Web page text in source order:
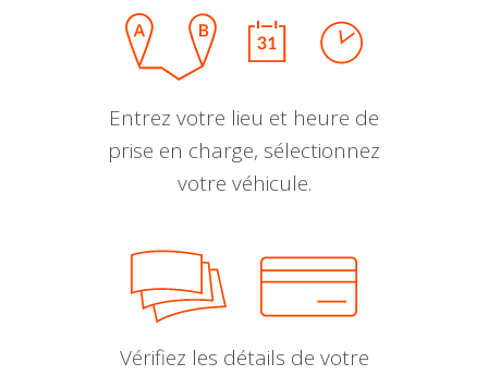
Entrez votre lieu et heure de
prise en charge, sélectionnez
votre véhicule.
Vérifiez les détails de votre